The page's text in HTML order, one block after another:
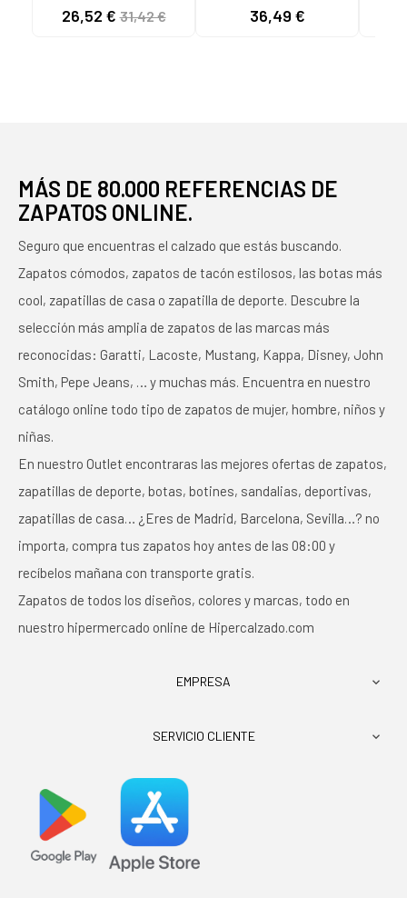
26,52 €31,42 € 36,49 €
MÁS DE 80.000 REFERENCIAS DE
ZAPATOS ONLINE.
Seguro que encuentras el calzado que estás buscando.
Zapatos cómodos, zapatos de tacón estilosos, las botas más
cool, zapatillas de casa o zapatilla de deporte. Descubre la
selección más amplia de zapatos de las marcas más
reconocidas: Garatti, Lacoste, Mustang, Kappa, Disney, John
Smith, Pepe Jeans, … y muchas más. Encuentra en nuestro
catálogo online todo tipo de zapatos de mujer, hombre, niños y
niñas.
En nuestro Outlet encontraras las mejores ofertas de zapatos,
zapatillas de deporte, botas, botines, sandalias, deportivas,
zapatillas de casa… ¿Eres de Madrid, Barcelona, Sevilla…? no
importa, compra tus zapatos hoy antes de las 08:00 y
recíbelos mañana con transporte gratis.
Zapatos de todos los diseños, colores y marcas, todo en
nuestro hipermercado online de Hipercalzado.com
EMPRESA 
SERVICIO CLIENTE 